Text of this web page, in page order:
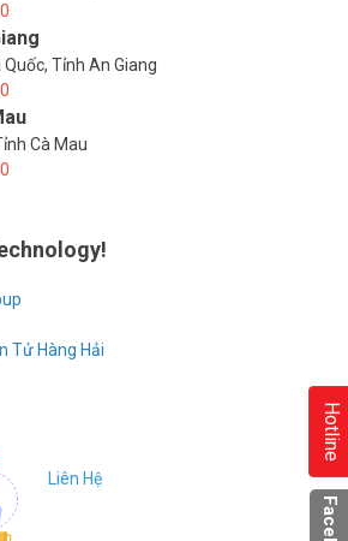
Tỉnh An Giang
Cà Mau
Tử Hàng Hải
Liên Hệ
Hotline